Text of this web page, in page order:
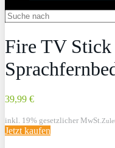
Fire TV
39,99 €
inkl. 19% gesetzlicher MwSt.
Jetzt kaufen